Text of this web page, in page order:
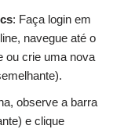
: Faça login em
navegue até o
ou crie uma nova
observe a barra
e clique